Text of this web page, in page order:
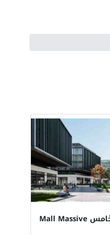
مول ماسيف التجمع الخامس Mall Massive